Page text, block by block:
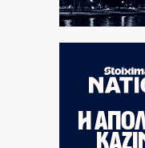
Καλαμάτα:
κατασχέθηκαν 10
Η ηχηρά σιωπή του
9|08|2026 | 15:45